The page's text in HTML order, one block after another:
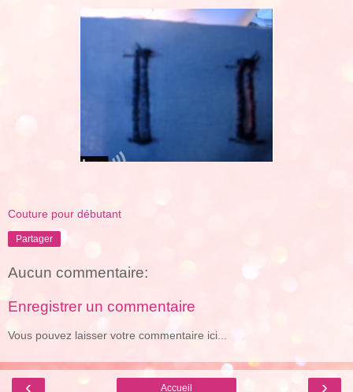
Couture pour débutant
Partager
Aucun commentaire:
Enregistrer un commentaire
Vous pouvez laisser votre commentaire ici...
‹ ›
Accueil